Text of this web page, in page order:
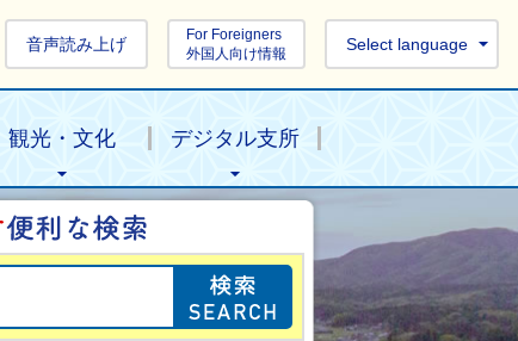
音声読み上げ
For Foreigners
外国人向け情報
Select language
観光・文化 デジタル支所
目的の情報を探